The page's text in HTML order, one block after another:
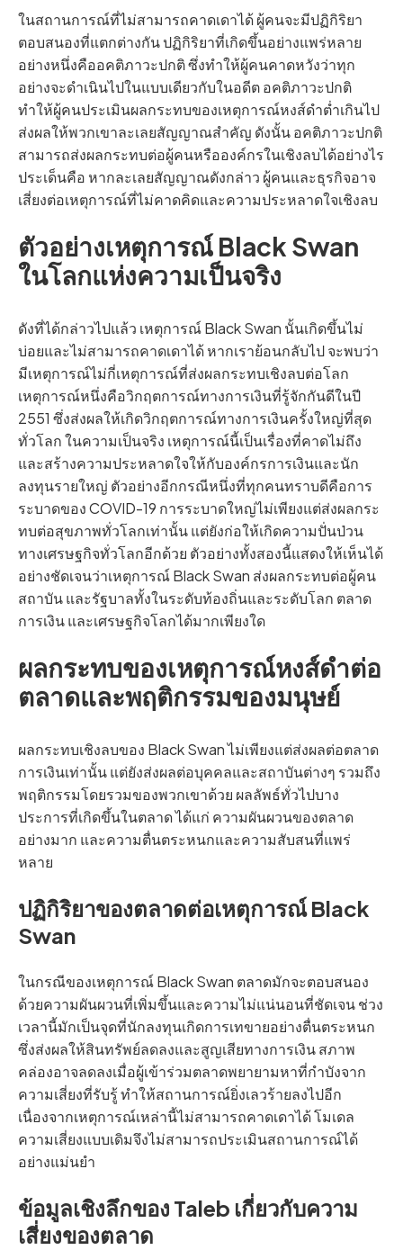
ในสถานการณ์ที่ไม่สามารถคาดเดาได้ ผู้คนจะมีปฏิกิริยา
ตอบสนองที่แตกต่างกัน ปฏิกิริยาที่เกิดขึ้นอย่างแพร่หลาย
อย่างหนึ่งคืออคติภาวะปกติ ซึ่งทำให้ผู้คนคาดหวังว่าทุก
อย่างจะดำเนินไปในแบบเดียวกับในอดีต อคติภาวะปกติ
ทำให้ผู้คนประเมินผลกระทบของเหตุการณ์หงส์ดำต่ำเกินไป
ส่งผลให้พวกเขาละเลยสัญญาณสำคัญ ดังนั้น อคติภาวะปกติ
สามารถส่งผลกระทบต่อผู้คนหรือองค์กรในเชิงลบได้อย่างไร
ประเด็นคือ หากละเลยสัญญาณดังกล่าว ผู้คนและธุรกิจอาจ
เสี่ยงต่อเหตุการณ์ที่ไม่คาดคิดและความประหลาดใจเชิงลบ
ตัวอย่างเหตุการณ์ Black Swan
ในโลกแห่งความเป็นจริง
ดังที่ได้กล่าวไปแล้ว เหตุการณ์ Black Swan นั้นเกิดขึ้นไม่
บ่อยและไม่สามารถคาดเดาได้ หากเราย้อนกลับไป จะพบว่า
มีเหตุการณ์ไม่กี่เหตุการณ์ที่ส่งผลกระทบเชิงลบต่อโลก
เหตุการณ์หนึ่งคือวิกฤตการณ์ทางการเงินที่รู้จักกันดีในปี
2551 ซึ่งส่งผลให้เกิดวิกฤตการณ์ทางการเงินครั้งใหญ่ที่สุด
ทั่วโลก ในความเป็นจริง เหตุการณ์นี้เป็นเรื่องที่คาดไม่ถึง
และสร้างความประหลาดใจให้กับองค์กรการเงินและนัก
ลงทุนรายใหญ่ ตัวอย่างอีกกรณีหนึ่งที่ทุกคนทราบดีคือการ
ระบาดของ COVID-19 การระบาดใหญ่ไม่เพียงแต่ส่งผลกระ
ทบต่อสุขภาพทั่วโลกเท่านั้น แต่ยังก่อให้เกิดความปั่นป่วน
ทางเศรษฐกิจทั่วโลกอีกด้วย ตัวอย่างทั้งสองนี้แสดงให้เห็นได้
อย่างชัดเจนว่าเหตุการณ์ Black Swan ส่งผลกระทบต่อผู้คน
สถาบัน และรัฐบาลทั้งในระดับท้องถิ่นและระดับโลก ตลาด
การเงิน และเศรษฐกิจโลกได้มากเพียงใด
ผลกระทบของเหตุการณ์หงส์ดำต่อ
ตลาดและพฤติกรรมของมนุษย์
ผลกระทบเชิงลบของ Black Swan ไม่เพียงแต่ส่งผลต่อตลาด
การเงินเท่านั้น แต่ยังส่งผลต่อบุคคลและสถาบันต่างๆ รวมถึง
พฤติกรรมโดยรวมของพวกเขาด้วย ผลลัพธ์ทั่วไปบาง
ประการที่เกิดขึ้นในตลาด ได้แก่ ความผันผวนของตลาด
อย่างมาก และความตื่นตระหนกและความสับสนที่แพร่
หลาย
ปฏิกิริยาของตลาดต่อเหตุการณ์ Black
Swan
ในกรณีของเหตุการณ์ Black Swan ตลาดมักจะตอบสนอง
ด้วยความผันผวนที่เพิ่มขึ้นและความไม่แน่นอนที่ชัดเจน ช่วง
เวลานี้มักเป็นจุดที่นักลงทุนเกิดการเทขายอย่างตื่นตระหนก
ซึ่งส่งผลให้สินทรัพย์ลดลงและสูญเสียทางการเงิน สภาพ
คล่องอาจลดลงเมื่อผู้เข้าร่วมตลาดพยายามหาที่กำบังจาก
ความเสี่ยงที่รับรู้ ทำให้สถานการณ์ยิ่งเลวร้ายลงไปอีก
เนื่องจากเหตุการณ์เหล่านี้ไม่สามารถคาดเดาได้ โมเดล
ความเสี่ยงแบบเดิมจึงไม่สามารถประเมินสถานการณ์ได้
อย่างแม่นยำ
ข้อมูลเชิงลึกของ Taleb เกี่ยวกับความ
เสี่ยงของตลาด